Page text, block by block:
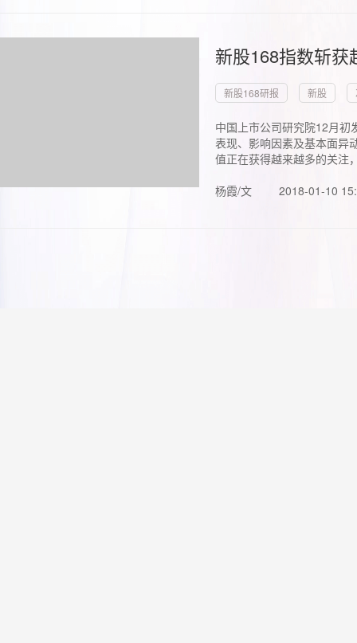
新股168指数斩
新股168研报 新股
中国上市公司研究院12月初
表现、影响因素及基本面异
值正在获得越来越多的关注
杨霞/文
2018-01-10